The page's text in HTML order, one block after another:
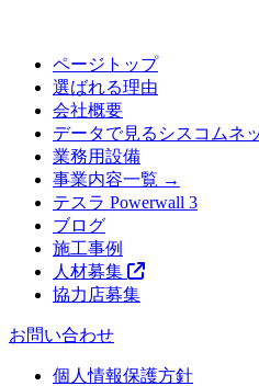
ページトップ
選ばれる理由
会社概要
データで見るシスコムネ
業務用設備
事業内容一覧 →
テスラ Powerwall 3
ブログ
施工事例
人材募集
協力店募集
お問い合わせ
個人情報保護方針